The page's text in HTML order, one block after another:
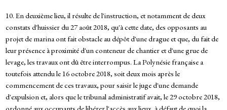
10. En deuxième lieu, il résulte de l'instruction, et notamment de deux
constats d'huissier du 27 août 2018, qu'à cette date, des opposants au
projet de marina ont fait obstacle au dépôt d'une drague et que, du fait de
leur présence à proximité d'un conteneur de chantier et d'une grue de
levage, les travaux ont dû être interrompus. La Polynésie française a
toutefois attendu le 16 octobre 2018, soit deux mois après le
commencement de ces travaux, pour saisir le juge d'une demande
d'expulsion et, alors que le tribunal administratif avait, le 29 octobre 2018,